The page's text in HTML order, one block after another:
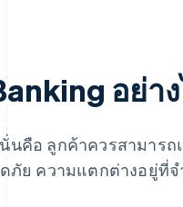
อย่า
นคือ ลูกค้าควรสามารถ
ภัย ความแตกต่างอยู่ที่